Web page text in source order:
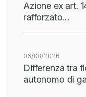
Azione ex art.
rafforzato…
06/08/2026
Differenza tra
autonomo di